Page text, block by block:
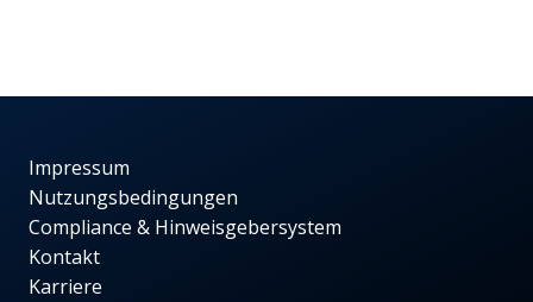
Impressum
Nutzungsbedingungen
Compliance & Hinweisgebersystem
Kontakt
Karriere